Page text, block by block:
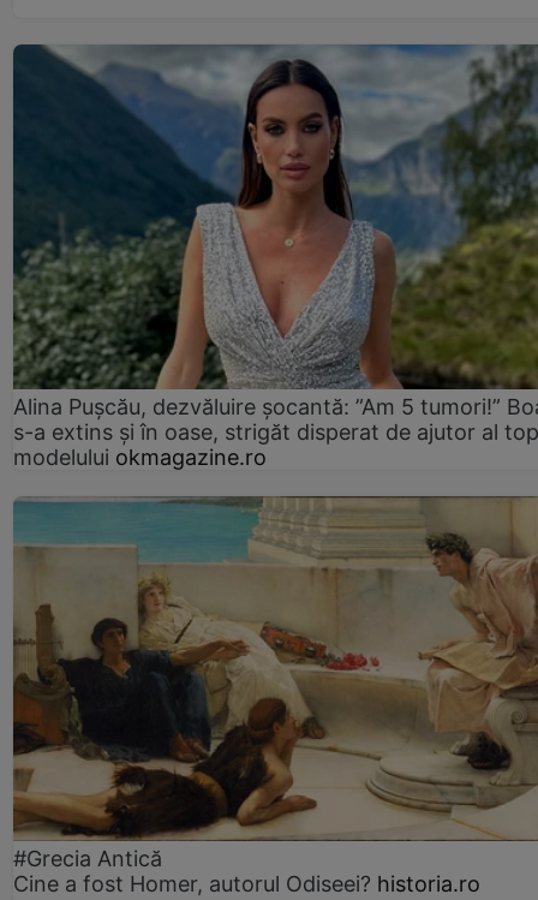
Alina Pușcău, dezvăluire șocantă: ”Am 5 tumori!”
s-a extins și în oase, strigăt disperat de ajutor al
modelului okmagazine.ro
#Grecia Antică
Cine a fost Homer, autorul Odiseei? historia.ro